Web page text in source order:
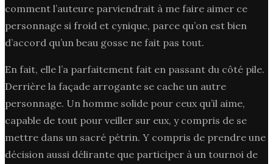
comment l’auteure parviendrait à me faire aimer ce
personnage si froid et cynique, parce qu’on est bien
d’accord qu’un beau gosse ne fait pas tout.
En fait, elle l’a parfaitement fait en passant du côté pile.
Derrière la façade arrogante se cache un autre
personnage. Un homme solide pour ceux qu’il aime,
capable de tout pour veiller sur eux, y compris de se
mettre dans un sacré pétrin. Y compris de prendre une
décision aussi délirante que participer à un tournoi de